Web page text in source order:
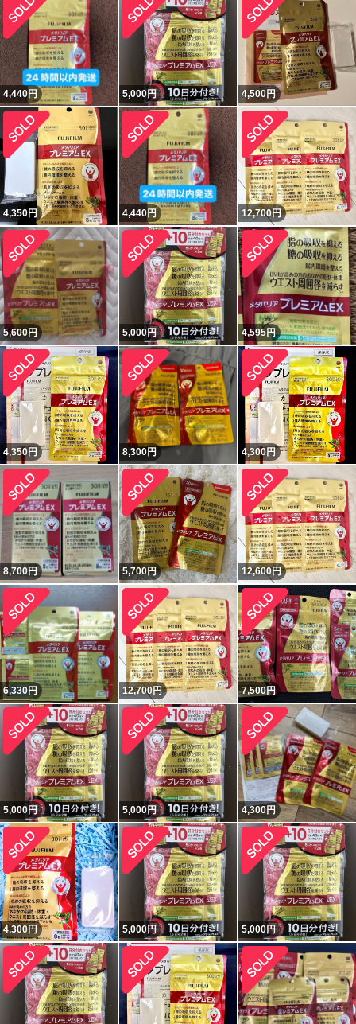
4,440円 5,000円 4,500円
4,350円 4,440円 12,700円
5,600円 5,000円 4,595円
4,350円 8,300円 4,300円
8,700円 5,700円 12,600円
6,330円 12,700円 7,500円
5,000円 5,000円 4,300円
4,300円 5,000円 5,000円